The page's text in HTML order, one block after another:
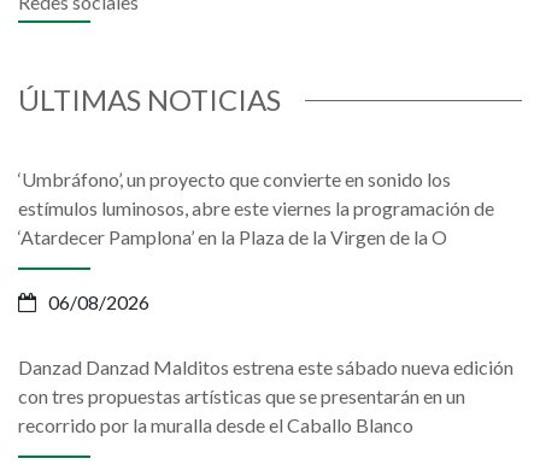
ÚLTIMAS NOTICIAS
‘Umbráfono’, un proyecto que convierte en sonido los
estímulos luminosos, abre este viernes la programación de
‘Atardecer Pamplona’ en la Plaza de la Virgen de la O
06/08/2026
Danzad Danzad Malditos estrena este sábado nueva edición
con tres propuestas artísticas que se presentarán en un
recorrido por la muralla desde el Caballo Blanco